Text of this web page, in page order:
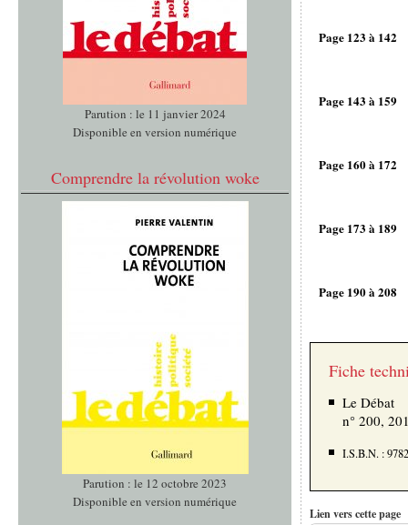
Parution : le 11 janvier 2024
Disponible en version numérique
Comprendre la révolution woke
Parution : le 12 octobre 2023
Disponible en version numérique
Page 123 à 142
Page 143 à 159
Page 160 à 172
Page 173 à 189
Page 190 à 208
Fiche
Le Débat
n° 200,
I.S.B.N. :
Lien vers cette page